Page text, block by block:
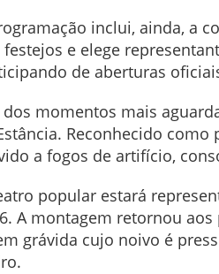
inclui, ainda, a
festejos e elege
de aberturas
dos momentos mais
Reconhecido
a fogos de artifício,
popular estará
A montagem retornou
grávida cujo noivo é